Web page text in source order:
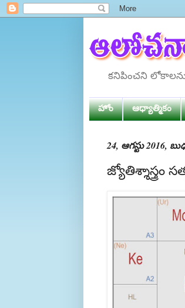
కనిపించని
హోం ఆధ్యాత్మికం
24, ఆగస్టు 2016,
జ్యోతిశ్శాస్త్రం